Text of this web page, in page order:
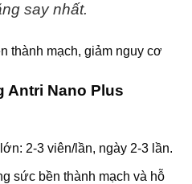
say nhất.
thành mạch, giảm nguy cơ
Antri Nano Plus
2-3 viên/lần, ngày 2-3 lần.
sức bền thành mạch và hỗ